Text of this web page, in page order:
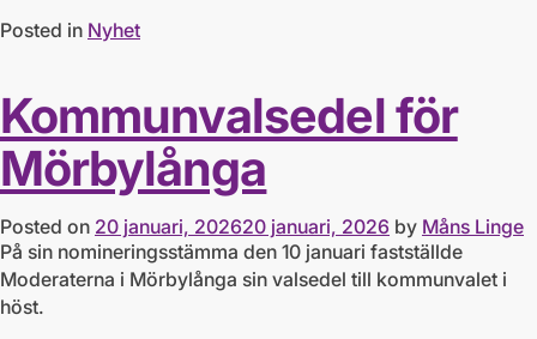
Posted in Nyhet
Kommunvalsedel för
Mörbylånga
Posted on 20 januari, 202620 januari, 2026 by Måns Linge
På sin nomineringsstämma den 10 januari fastställde
Moderaterna i Mörbylånga sin valsedel till kommunvalet i
höst.